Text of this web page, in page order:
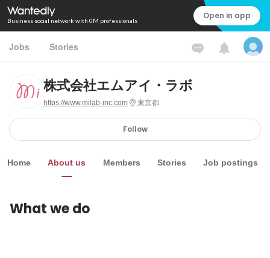
Business social network with 0M professionals Open in app
Jobs Stories
株式会社エムアイ・ラボ
https://www.milab-inc.com 東京都
Follow
Home About us Members Stories Job postings
What we do